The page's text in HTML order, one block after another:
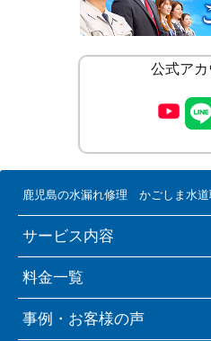
公式アカ
鹿児島の水漏れ修理 かごしま水道
サービス内容
料金一覧
事例・お客様の声